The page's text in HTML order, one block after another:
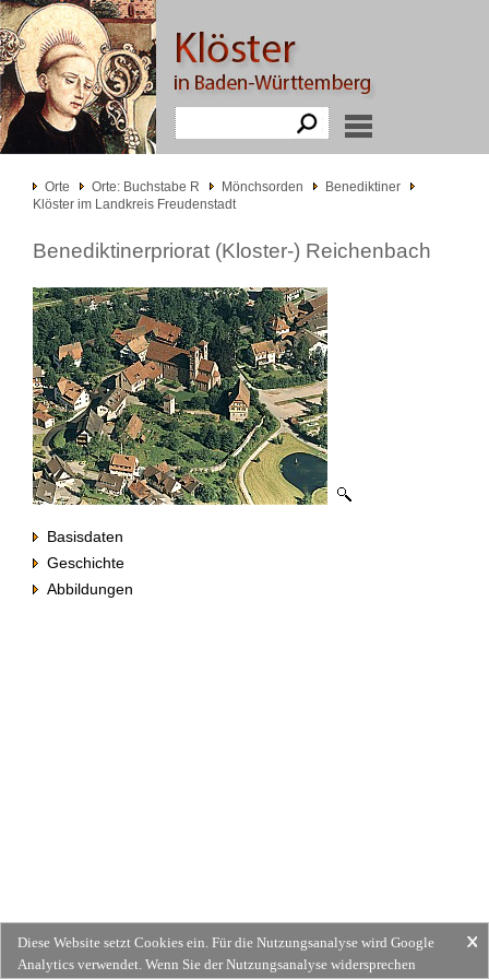
Orte Orte: Buchstabe R Mönchsorden
Benediktiner
Klöster im Landkreis Freudenstadt
Benediktinerpriorat (Kloster-) Reichenbach
Basisdaten
Geschichte
Abbildungen
Diese Website setzt Cookies ein. Für die Nutzungsanalyse wird Google
Analytics verwendet. Wenn Sie der Nutzungsanalyse widersprechen